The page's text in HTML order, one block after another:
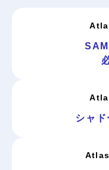
シャ